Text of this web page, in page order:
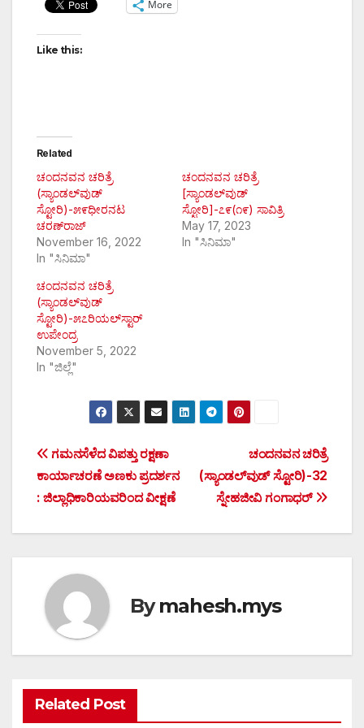
More
Like this:
Related
ಚಂದನವನ ಚರಿತ್ರೆ
(ಸ್ಯಾಂಡಲ್‌ವುಡ್
ಸ್ಟೋರಿ)-೫೯ಧೀರನಟ
ಚರಣ್‌ರಾಜ್
November 16, 2022
In "ಸಿನಿಮಾ"
ಚಂದನವನ ಚರಿತ್ರೆ
[ಸ್ಯಾಂಡಲ್‌ವುಡ್
ಸ್ಟೋರಿ]-೭೯(೧೯) ಸಾವಿತ್ರಿ
May 17, 2023
In "ಸಿನಿಮಾ"
ಚಂದನವನ ಚರಿತ್ರೆ
(ಸ್ಯಾಂಡಲ್‌ವುಡ್
ಸ್ಟೋರಿ)-೫೭ರಿಯಲ್‌ಸ್ಟಾರ್
ಉಪೇಂದ್ರ
November 5, 2022
In "ಜಿಲ್ಲೆ"
Post
navigation
ಚಂದನವನ ಚರಿತ್ರೆ
(ಸ್ಯಾಂಡಲ್‍ವುಡ್ ಸ್ಟೋರಿ)-32
ಸ್ನೇಹಜೀವಿ ಗಂಗಾಧರ್
ಗಮನಸೆಳೆದ ವಿಪತ್ತು ರಕ್ಷಣಾ
ಕಾರ್ಯಾಚರಣೆ ಅಣಕು ಪ್ರದರ್ಶನ
: ಜಿಲ್ಲಾಧಿಕಾರಿಯವರಿಂದ ವೀಕ್ಷಣೆ
Bymahesh.mys
Related Post